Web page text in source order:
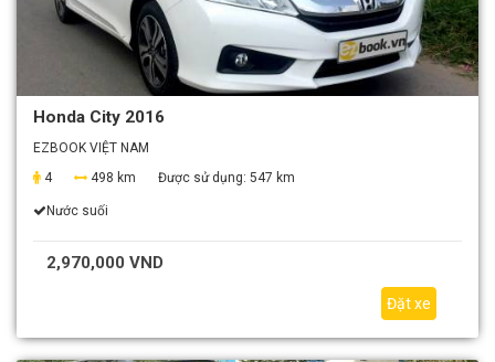
Honda City 2016
EZBOOK VIỆT NAM
4
498 km Được sử dụng: 547 km
Nước suối
2,970,000 VND
Đặt xe